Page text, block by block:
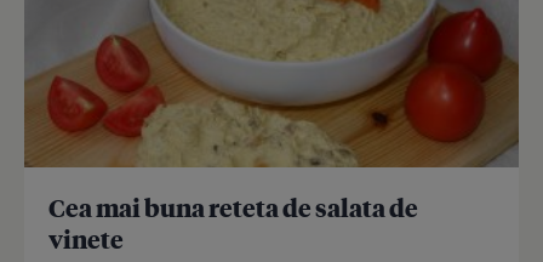
Cea mai buna reteta de salata de
vinete